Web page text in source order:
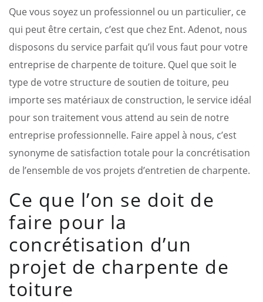
Que vous soyez un professionnel ou un particulier, ce
qui peut être certain, c’est que chez Ent. Adenot, nous
disposons du service parfait qu’il vous faut pour votre
entreprise de charpente de toiture. Quel que soit le
type de votre structure de soutien de toiture, peu
importe ses matériaux de construction, le service idéal
pour son traitement vous attend au sein de notre
entreprise professionnelle. Faire appel à nous, c’est
synonyme de satisfaction totale pour la concrétisation
de l’ensemble de vos projets d’entretien de charpente.
Ce que l’on se doit de
faire pour la
concrétisation d’un
projet de charpente de
toiture